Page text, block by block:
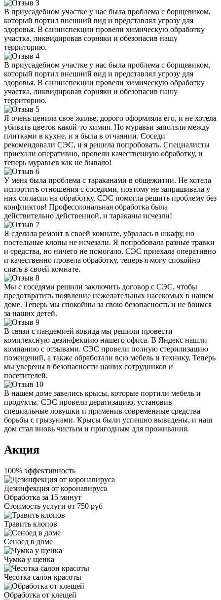
В приусадебном участке у нас была проблема с борщевиком,
который портил внешний вид и представлял угрозу для
здоровья. В санинспекции провели химическую обработку
участка, ликвидировав сорняки и обезопасив нашу
территорию.
В приусадебном участке у нас была проблема с борщевиком,
который портил внешний вид и представлял угрозу для
здоровья. В санинспекции провели химическую обработку
участка, ликвидировав сорняки и обезопасив нашу
территорию.
Я очень ценила свое жилье, дорого оформляла его, и не хотела
убивать цветок какой-то химия. Но муравьи заползли между
плитками в кухне, и я была в отчаянии. Соседи
рекомендовали СЭС, и я решила попробовать. Специалисты
приехали оперативно, провели качественную обработку, и
теперь муравьев как не бывало!
У меня была проблема с тараканами в общежитии. Не хотела
испортить отношения с соседями, поэтому не запрашивала у
них согласия на обработку. СЭС помогла решить проблему без
конфликтов! Профессиональная обработка была
действительно действенной, и тараканы исчезли!
Я сделала ремонт в своей комнате, убралась в шкафу, но
постельные клопы не исчезали. Я попробовала разные травки
и средства, но ничего не помогало. СЭС приехала оперативно
и качественно провела обработку, теперь я могу спокойно
спать в своей комнате.
Мы с соседями решили заключить договор с СЭС, чтобы
предотвратить появление нежелательных насекомых в нашем
доме. Теперь мы спокойны за свою безопасность и не боимся
за наших детей.
В связи с пандемией ковида мы решили провести
комплексную дезинфекцию нашего офиса. В Яндекс нашли
компанию с отзывами. СЭС провели полную стерилизацию
помещений, а также обработали всю мебель и технику. Теперь
мы уверены в безопасности наших сотрудников и
посетителей.
В нашем доме завелись крысы, которые портили мебель и
продукты. СЭС провели дератизацию, установив
специальные ловушки и применив современные средства
борьбы с грызунами. Крысы были успешно выведены, и наш
дом стал вновь чистым и пригодным для проживания.
Акция
100% эффективность
Дезинфекция от коронавируса
Обработка за 15 минут
Стоимость услуги от 750 руб
Травить клопов
Сеноед в доме
Чумка у щенка
Чесотка салон красоты
Обработка от клещей